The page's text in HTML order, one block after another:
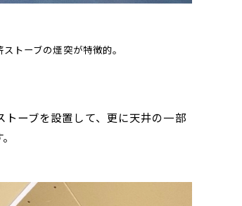
トーブの煙突が特徴的。
ーブを設置して、更に天井の一部